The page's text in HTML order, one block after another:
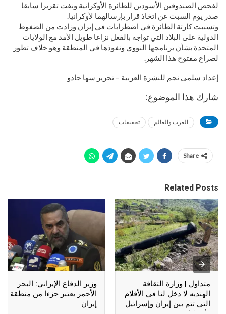
لفحص الصندوقين الأسودين للطائرة الأوكرانية ونفت تقريرا سابقا
صدر يوم السبت عن اتخاذ قرار بإرسالهما لأوكرانيا.
وتسببت كارثة الطائرة في اضطرابات في إيران وزادت من الضغوط
الدولية على البلاد التي تواجه بالفعل نزاعا طويل الأمد مع الولايات
المتحدة بشأن برنامجها النووي ونفوذها في المنطقة وهو خلاف تطور
لصراع مفتوح هذا الشهر.
إعداد سلمى نجم للنشرة العربية – تحرير سها جادو
شارك هذا الموضوع:
العرب والعالم تحقيقات
Share
Related Posts
متداول | وزارة الثقافة
الهنديه لا دخل لنا في الأفلام
التي تتم بين إيران وإسرائيل
وزير الدفاع الإيراني: البحر
الأحمر يعتبر جزءا من منطقة
إيران